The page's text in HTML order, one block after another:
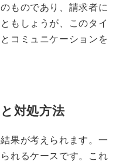
ものであり、請求者に
もしょうが、このタイ
コミュニケーションを
対処方法
果が考えられます。一
れるケースです。これ